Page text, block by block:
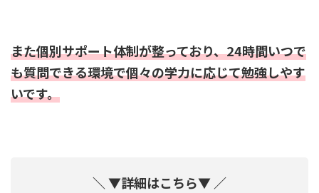
また個別サポート体制が整っており、24時間いつで
も質問できる環境で個々の学力に応じて勉強しやす
いです。
＼ ▼詳細はこちら▼ ／